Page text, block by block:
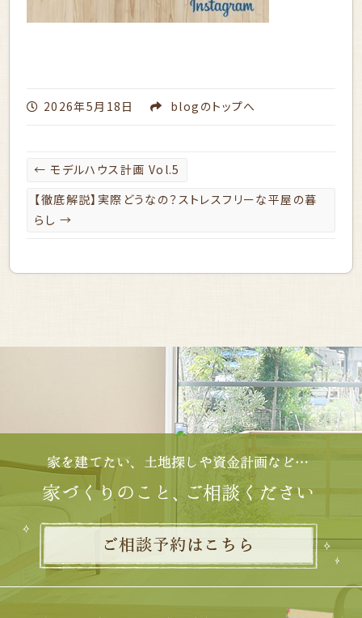
2026年5月18日 blog のトップへ
← モデルハウス計画 Vol.5
【徹底解説】実際どうなの？ストレスフリーな平屋の暮
らし →